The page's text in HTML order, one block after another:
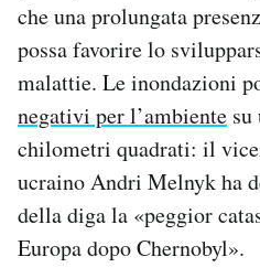
che una prolungata
possa favorire lo
malattie. Le inondazioni
negativi per l’ambiente su
chilometri quadrati: il
ucraino Andri Melnyk ha
della diga la «peggior
Europa dopo Chernobyl».